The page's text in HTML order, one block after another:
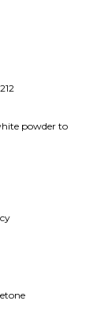
powder to